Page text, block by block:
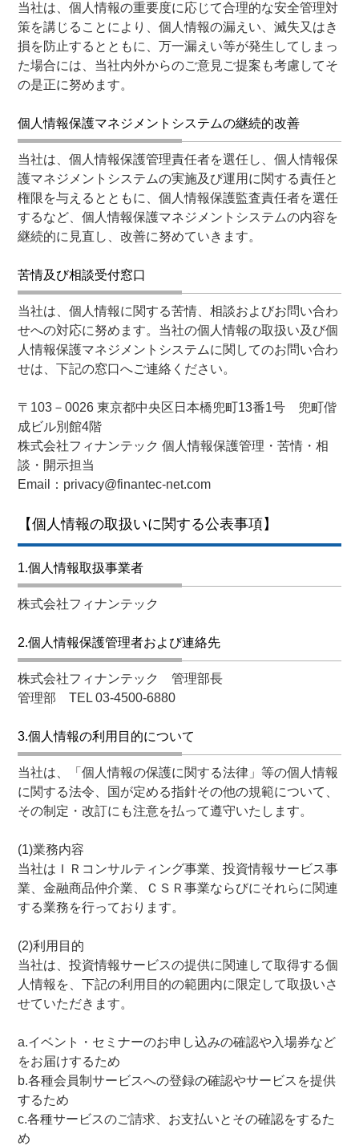
当社は、個人情報の重要度に応じて合理的な安全管理対
策を講じることにより、個人情報の漏えい、滅失又はき
損を防止するとともに、万一漏えい等が発生してしまっ
た場合には、当社内外からのご意見ご提案も考慮してそ
の是正に努めます。
個人情報保護マネジメントシステムの継続的改善
当社は、個人情報保護管理責任者を選任し、個人情報保
護マネジメントシステムの実施及び運用に関する責任と
権限を与えるとともに、個人情報保護監査責任者を選任
するなど、個人情報保護マネジメントシステムの内容を
継続的に見直し、改善に努めていきます。
苦情及び相談受付窓口
当社は、個人情報に関する苦情、相談およびお問い合わ
せへの対応に努めます。当社の個人情報の取扱い及び個
人情報保護マネジメントシステムに関してのお問い合わ
せは、下記の窓口へご連絡ください。
〒103－0026 東京都中央区日本橋兜町13番1号 兜町偕
成ビル別館4階
株式会社フィナンテック 個人情報保護管理・苦情・相
談・開示担当
Email：privacy@finantec-net.com
【個人情報の取扱いに関する公表事項】
1.個人情報取扱事業者
株式会社フィナンテック
2.個人情報保護管理者および連絡先
株式会社フィナンテック 管理部長
管理部 TEL 03-4500-6880
3.個人情報の利用目的について
当社は、「個人情報の保護に関する法律」等の個人情報
に関する法令、国が定める指針その他の規範について、
その制定・改訂にも注意を払って遵守いたします。
(1)業務内容
当社はＩＲコンサルティング事業、投資情報サービス事
業、金融商品仲介業、ＣＳＲ事業ならびにそれらに関連
する業務を行っております。
(2)利用目的
当社は、投資情報サービスの提供に関連して取得する個
人情報を、下記の利用目的の範囲内に限定して取扱いさ
せていただきます。
a.イベント・セミナーのお申し込みの確認や入場券など
をお届けするため
b.各種会員制サービスへの登録の確認やサービスを提供
するため
c.各種サービスのご請求、お支払いとその確認をするた
め